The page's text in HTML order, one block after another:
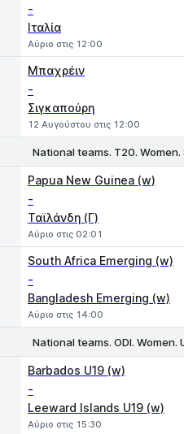
-
Ιταλία
Αύριο στις 12:00
Μπαχρέιν
-
Σιγκαπούρη
12 Αυγούστου στις 12:00
National teams. T20. Women.
Papua New Guinea (w)
-
Ταϊλάνδη (Γ)
Αύριο στις 02:01
South Africa Emerging (w)
-
Bangladesh Emerging (w)
Αύριο στις 14:00
National teams. ODI. Women.
Barbados U19 (w)
-
Leeward Islands U19 (w)
Αύριο στις 15:30